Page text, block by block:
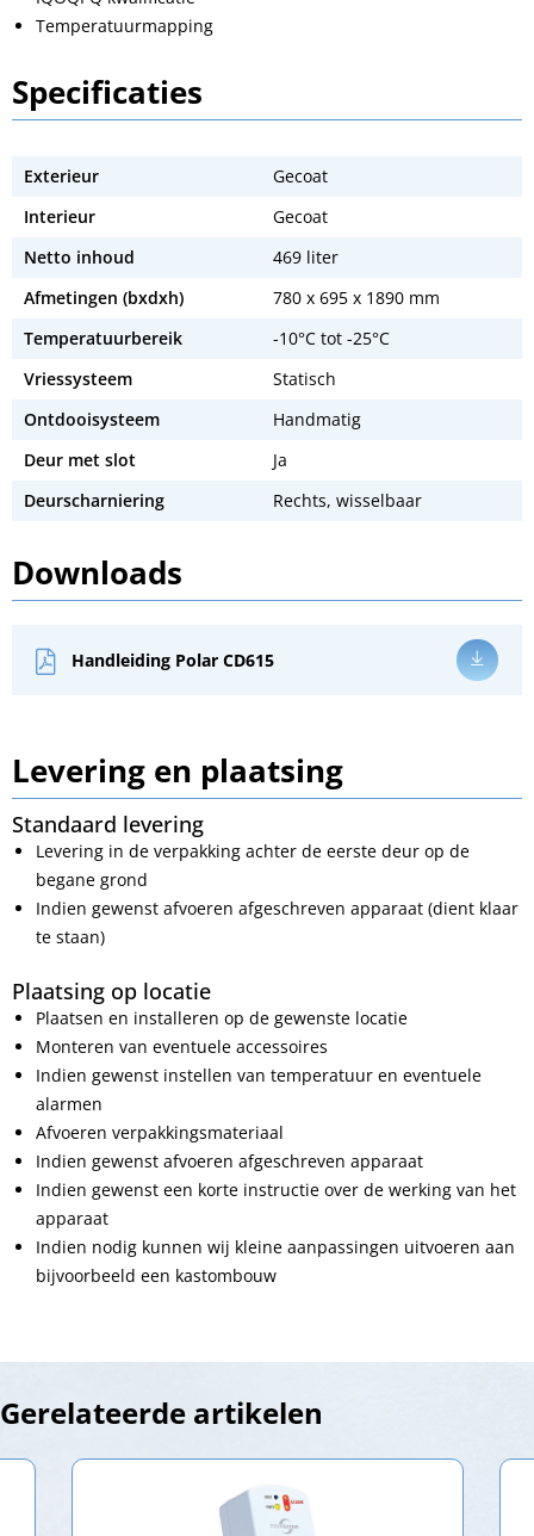
Temperatuurmapping
Specificaties
Exterieur
Gecoat
Interieur
Gecoat
Netto inhoud
469 liter
Afmetingen (bxdxh)
780 x 695 x 1890 mm
Temperatuurbereik
-10°C tot -25°C
Vriessysteem
Statisch
Ontdooisysteem
Handmatig
Deur met slot
Ja
Deurscharniering
Rechts, wisselbaar
Downloads
Handleiding Polar CD615
Levering en plaatsing
Standaard levering
Levering in de verpakking achter de eerste deur op de
begane grond
Indien gewenst afvoeren afgeschreven apparaat (dient klaar
te staan)
Plaatsing op locatie
Plaatsen en installeren op de gewenste locatie
Monteren van eventuele accessoires
Indien gewenst instellen van temperatuur en eventuele
alarmen
Afvoeren verpakkingsmateriaal
Indien gewenst afvoeren afgeschreven apparaat
Indien gewenst een korte instructie over de werking van het
apparaat
Indien nodig kunnen wij kleine aanpassingen uitvoeren aan
bijvoorbeeld een kastombouw
Gerelateerde artikelen